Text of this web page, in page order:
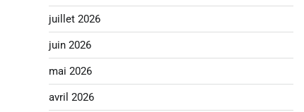
juillet 2026
juin 2026
mai 2026
avril 2026